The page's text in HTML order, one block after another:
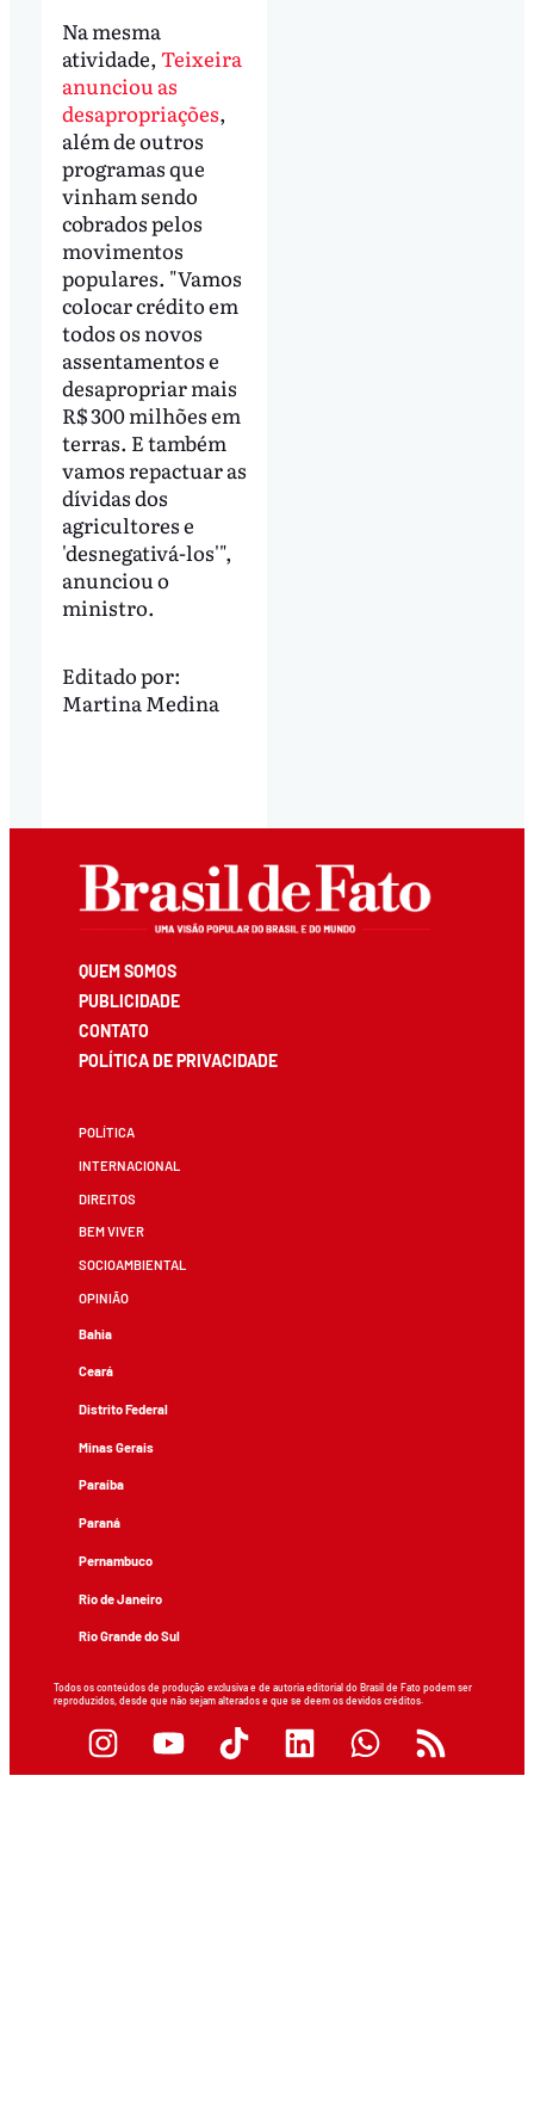
Na mesma
atividade, Teixeira
anunciou as
desapropriações,
além de outros
programas que
vinham sendo
cobrados pelos
movimentos
populares. "Vamos
colocar crédito em
todos os novos
assentamentos e
desapropriar mais
R$ 300 milhões em
terras. E também
vamos repactuar as
dívidas dos
agricultores e
'desnegativá-los'",
anunciou o
ministro.
Editado por:
Martina Medina
QUEM SOMOS
PUBLICIDADE
CONTATO
POLÍTICA DE PRIVACIDADE
POLÍTICA
INTERNACIONAL
DIREITOS
BEM VIVER
SOCIOAMBIENTAL
OPINIÃO
Bahia
Ceará
Distrito Federal
Minas Gerais
Paraíba
Paraná
Pernambuco
Rio de Janeiro
Rio Grande do Sul
Todos os conteúdos de produção exclusiva e de autoria editorial do Brasil de Fato podem ser
reproduzidos, desde que não sejam alterados e que se deem os devidos créditos.